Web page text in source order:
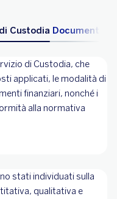
Custodia Documento
di Custodia, che
applicati, le modalità di
finanziari, nonché i
alla normativa
stati individuati sulla
qualitativa e